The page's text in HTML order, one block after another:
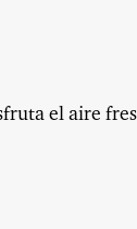
el aire